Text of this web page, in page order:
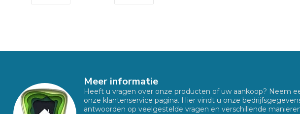
Meer informatie
Heeft u vragen over onze producten of uw aankoop? Neem
onze klantenservice pagina. Hier vindt u onze
antwoorden op veelgestelde vragen en verschillende